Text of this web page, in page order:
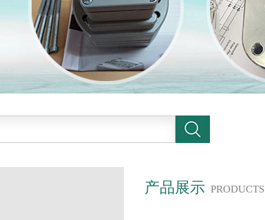
产品展示 PRODUCTS